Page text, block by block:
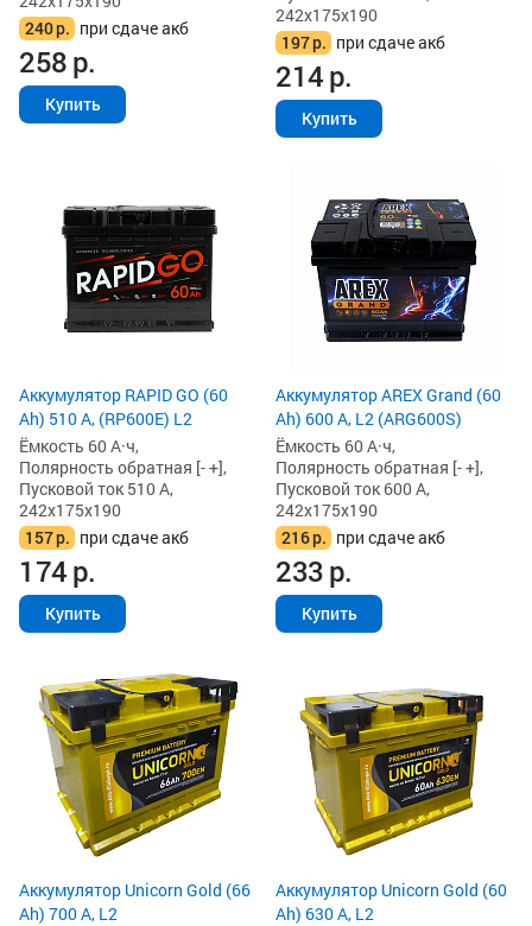
240р. при сдаче акб
258р.
Купить
242x175x190
197р. при сдаче акб
214р.
Купить
Аккумулятор RAPID GO (60
Ah) 510 А, (RP600E) L2
Ёмкость 60 А·ч,
Полярность обратная [- +],
Пусковой ток 510 А,
242x175x190
157р. при сдаче акб
174р.
Купить
Аккумулятор AREX Grand (60
Ah) 600 А, L2 (ARG600S)
Ёмкость 60 А·ч,
Полярность обратная [- +],
Пусковой ток 600 А,
242x175x190
216р. при сдаче акб
233р.
Купить
Аккумулятор Unicorn Gold (66
Ah) 700 А, L2
Аккумулятор Unicorn Gold (60
Ah) 630 А, L2